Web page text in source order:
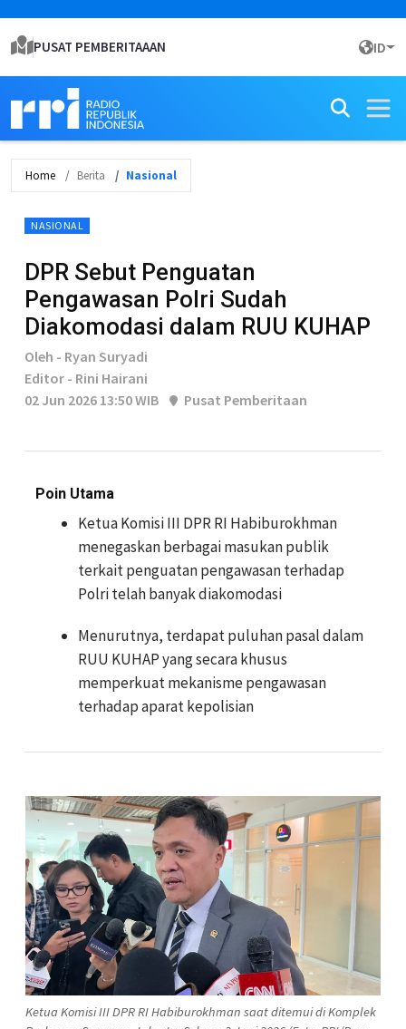
PUSAT PEMBERITAAAN ID
Home Berita Nasional
NASIONAL
DPR Sebut Penguatan
Pengawasan Polri Sudah
Diakomodasi dalam RUU KUHAP
Oleh - Ryan Suryadi
Editor - Rini Hairani
02 Jun 2026 13:50 WIB
Pusat Pemberitaan
Poin Utama
Ketua Komisi III DPR RI Habiburokhman
menegaskan berbagai masukan publik
terkait penguatan pengawasan terhadap
Polri telah banyak diakomodasi
Menurutnya, terdapat puluhan pasal dalam
RUU KUHAP yang secara khusus
memperkuat mekanisme pengawasan
terhadap aparat kepolisian
Ketua Komisi III DPR RI Habiburokhman saat ditemui di Komplek